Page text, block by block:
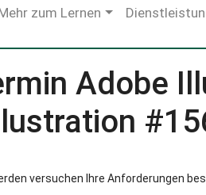
zum Lernen
Adobe
versuchen Ihre Anforderungen